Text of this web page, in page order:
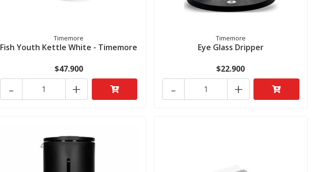
Timemore
Fish Youth Kettle White - Timemore
$47.900
+
-
Timemore
Eye Glass Dripper
$22.900
+
-